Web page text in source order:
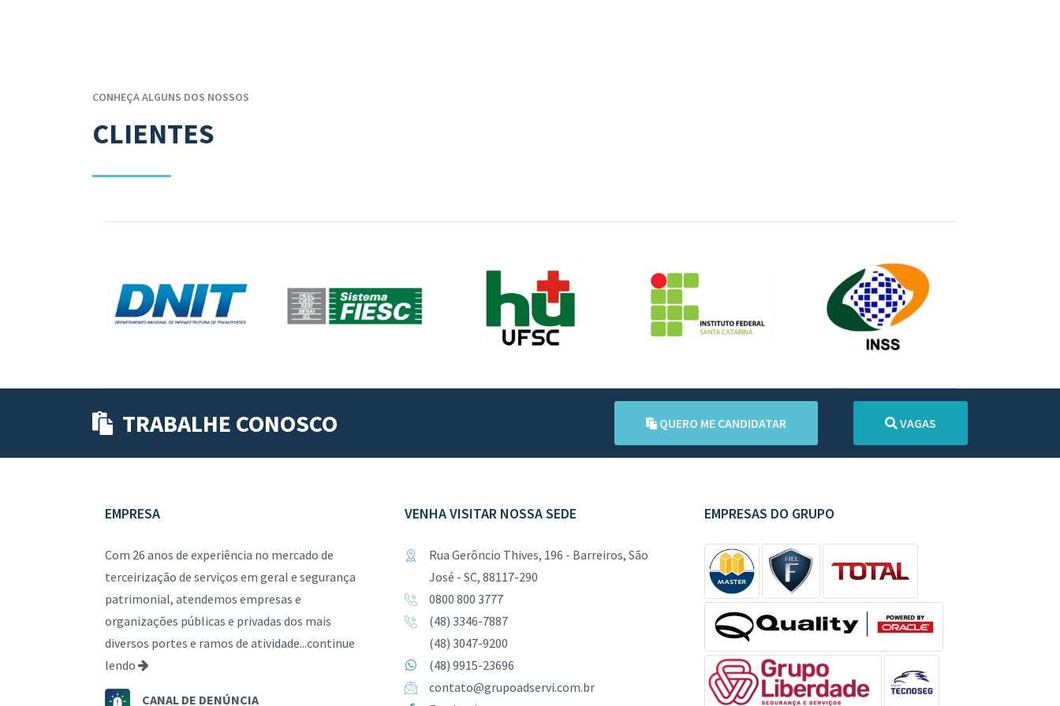
CONHEÇA ALGUNS DOS NOSSOS
CLIENTES
TRABALHE CONOSCO QUERO ME CANDIDATAR VAGAS
EMPRESA
Com 26 anos de experiência no mercado de
terceirização de serviços em geral e segurança
patrimonial, atendemos empresas e
organizações públicas e privadas dos mais
diversos portes e ramos de atividade...continue
lendo
CANAL DE DENÚNCIA
VENHA VISITAR NOSSA SEDE
Rua Gerôncio Thives, 196 - Barreiros, São
José - SC, 88117-290
0800 800 3777
(48) 3346-7887
(48) 3047-9200
(48) 9915-23696
contato@grupoadservi.com.br
EMPRESAS DO GRUPO